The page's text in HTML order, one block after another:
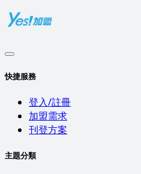
快捷服務
登入/註冊
加盟需求
刊登方案
主題分類